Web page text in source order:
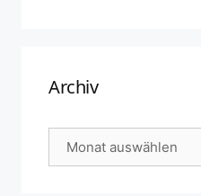
Archiv
Archiv